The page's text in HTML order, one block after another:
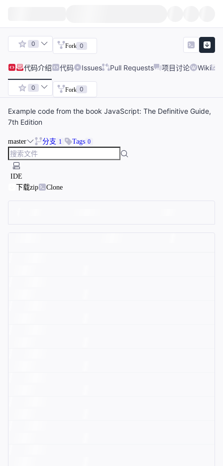
0 Fork 0
代码介绍 代码 Issues Pull Requests 项目讨论 Wiki
0 Fork 0
Example code from the book JavaScript: The Definitive Guide,
7th Edition
master 分支 1 Tags 0
IDE
下载zip
Clone